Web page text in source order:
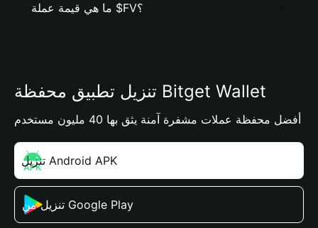
ما هي قيمة عملة $FV؟
تنزيل تطبيق محفظة Bitget Wallet
أفضل محفظة عملات مشفرة آمنة يثق بها 40 مليون مستخدم
تنزيل Android APK
تنزيل من Google Play